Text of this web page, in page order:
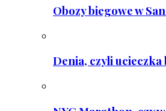
Obozy biegowe w
Denia, czyli ucieczka